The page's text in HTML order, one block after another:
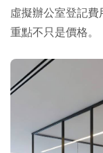
虛擬辦公室登記
重點不只是價格。